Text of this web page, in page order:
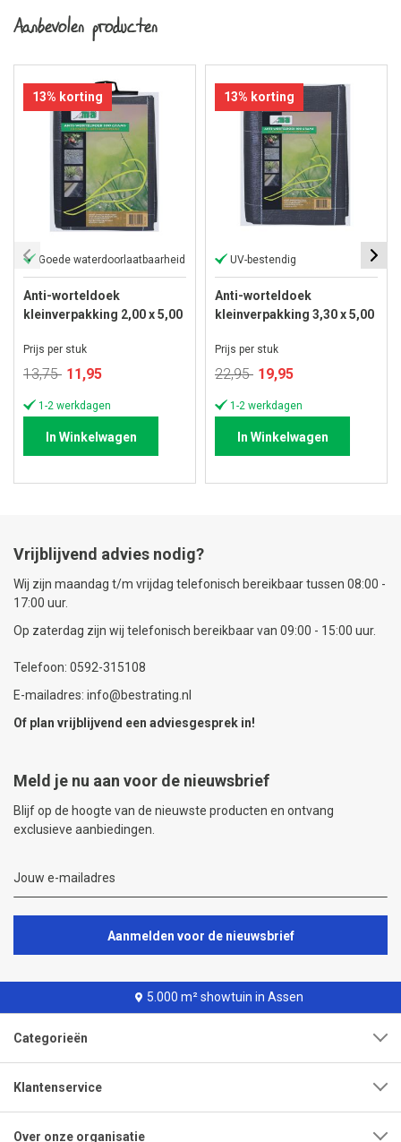
Aanbevolen producten
13% korting
Goede waterdoorlaatbaarheid
Anti-worteldoek
kleinverpakking 2,00 x 5,00
Prijs per stuk
13,75 Speciale
11,95
1-2 werkdagen
In Winkelwagen
13% korting
UV-bestendig
Anti-worteldoek
kleinverpakking 3,30 x 5,00
Prijs per stuk
22,95 Speciale
19,95
1-2 werkdagen
In Winkelwagen
Vrijblijvend advies nodig?
Wij zijn maandag t/m vrijdag telefonisch bereikbaar tussen 08:00 -
17:00 uur.
Op zaterdag zijn wij telefonisch bereikbaar van 09:00 - 15:00 uur.
Telefoon: 0592-315108
E-mailadres: info@bestrating.nl
Of plan vrijblijvend een adviesgesprek in!
Meld je nu aan voor de nieuwsbrief
Blijf op de hoogte van de nieuwste producten en ontvang
exclusieve aanbiedingen.
Aanmelden voor de nieuwsbrief
5.000 m² showtuin in Assen
Categorieën
Klantenservice
Over onze organisatie